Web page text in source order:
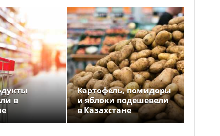
в
Картофель, помидоры
и яблоки подешевели
в Казахстане